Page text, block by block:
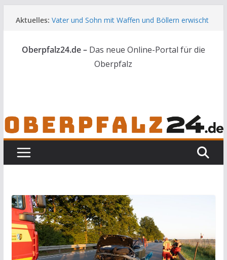
Inhalt
Aktuelles: Vater und Sohn mit Waffen und Böllern erwischt
Audi prallt gegen Brückengeländer in Weiden
Ortsumgehung Waldershof ist eröffnet
Deutsch-amerikanischer Schüleraustausch zu
Oberpfalz24.de – Das neue Online-Portal für die
Oberpfalz